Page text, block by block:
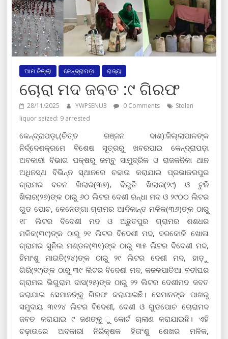
ଆମ ଜିଲ୍ଲା କେନ୍ଦ୍ରାପଡ଼ା ରାଜ୍ୟ
ଚୋରା ମଦ ଜବତ :୯ ଗିରଫ
28/11/2025 YWPSENU3 0 Comments
Stolen
liquor seized: 9 arrested
କେନ୍ଦ୍ରାପଡ଼ା,(ଚିତ୍ତ ରଞ୍ଜନ ଦାଶ):ଜିଲ୍ଲାପାଳଙ୍କ
ନିର୍ଦ୍ଦେଶକ୍ରମେ ବିଶେଷ ସୂତ୍ରରୁ ଖବରପାଇ କେନ୍ଦ୍ରାପଡ଼ା
ଅବକାରୀ ବିଭାଗ ପକ୍ଷରୁ ଜମ୍ବୁ ସାମୁଦ୍ରିକ ଓ ରାଜକନିକା ଥାନ
ଅଧିନସ୍ଥ ବିଭିନ୍ନ ସ୍ଥାନରେ ଚଢାଉ କରାଯାଇ ପ୍ରଭାକରପୁର
ଗ୍ରାମର ବଚନ ଖିଲାର(୩୭), ବିଭୁତି ଖିଲାର(୨୯) ଓ ଟୁନି
ଖିଲାର(୨୭)ଙ୍କ ଠାରୁ ୬୦ ଲିଟର ଦେଶୀ ରନ୍ଧା ମଦ ଓ ୨୯୦୦ ଲିଟର
ଗୁଡ ପୋଚ, କେନେଙ୍ଗା ଗ୍ରାମର ଆଦିକାନ୍ତ ମଳିକ(୩୬)ଙ୍କ ଠାରୁ
୧୮ ଲିଟର ବିଦେଶୀ ମଦ ଓ ଅଛୁତପୁର ଗ୍ରାମର ଶଶଧର
ମଳିକ(୩୯)ଙ୍କ ଠାରୁ ୨୧ ଲିଟର ବିଦେଶୀ ମଦ, ବରକୋଳି ଖୋଳା
ଗ୍ରାମର ସୁନିଲ ମଣ୍ଡଳ(୩୧)ଙ୍କ ଠାରୁ ୩୫ ଲିଟର ବିଦେଶୀ ମଦ,
ହିମାଂଶୁ ମାଇତି(୨୪)ଙ୍କ ଠାରୁ ୨୯ ଲିଟର ଦେଶୀ ମଦ, ହାଡ଼ୁ
ଗିରି(୨୯)ଙ୍କ ଠାରୁ ୩୯ ଲିଟର ବିଦେଶୀ ମଦ, କଜଳପାତିଆ ବତୀଘର
ଗ୍ରାମର ଭିଗୁରାମ ଦାସ(୨୫)ଙ୍କ ଠାରୁ ୨୨ ଲିଟର ଦେଶୀମଦ ଜବତ
କରାଯାଇ ସେମାନଙ୍କୁ ଗିରଫ କରାଯାଇଛି। ସେମାନଙ୍କ ପାଖରୁ
ସମୁଦାୟ ୩୧୨୪ ଲିଟର ବିଦେଶୀ, ଦେଶୀ ଓ ଗୁଡପୋଚ ଚୋରାମଦ
ଜବତ କରାଯାଇ ୯ ଜଣଙ୍କୁ ୁକୋର୍ଟ ଚାଲାଣ କରାଯାଇଛି। ଏହି
ଚଢ଼ାଉରେ ଅବକାରୀ ନିରିକ୍ଷକ ହିତାଂଶୁ ଶେଖର ମଳିକ,